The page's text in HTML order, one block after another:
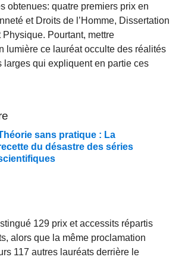
obtenues: quatre premiers prix en
et Droits de l’Homme, Dissertation
Pourtant, mettre
lumière ce lauréat occulte des réalités
larges qui expliquent en partie ces
sans pratique : La
du désastre des séries
129 prix et accessits répartis
alors que la même proclamation
117 autres lauréats derrière le